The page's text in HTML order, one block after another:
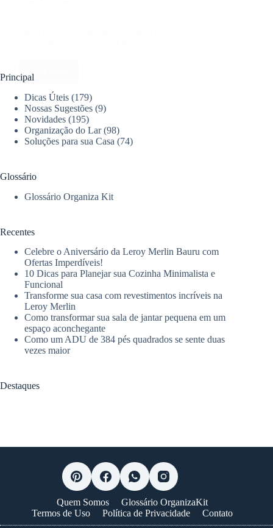
Leia mais
Investimento
em
Perdizes:
Um
Guia
Principal
Dicas Úteis (179)
Nossas Sugestões (9)
Novidades (195)
Organização do Lar(98)
Soluções para sua Casa (74)
Glossário
Glossário Organiza Kit
Recentes
Celebre o Aniversário da Leroy Merlin Bauru com
Ofertas Imperdíveis!
10 Dicas para Planejar sua Cozinha Minimalista e
Funcional
Transforme sua casa com revestimentos incríveis na
Leroy Merlin
Como transformar sua sala de jantar pequena em um
espaço aconchegante
Como um ADU de 384 pés quadrados se sente duas
vezes maior
Destaques
Quem Somos
Glossário OrganizaKit
Termos de Uso
Política de Privacidade Contato